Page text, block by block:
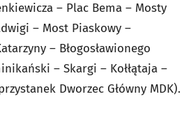
– Plac Bema – Mosty
– Most Piaskowy –
– Błogosławionego
– Skargi – Kołłątaja –
Dworzec Główny MDK).